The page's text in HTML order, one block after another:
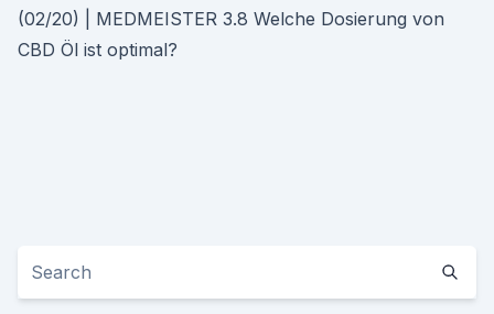
(02/20) | MEDMEISTER 3.8 Welche Dosierung von
CBD Öl ist optimal?